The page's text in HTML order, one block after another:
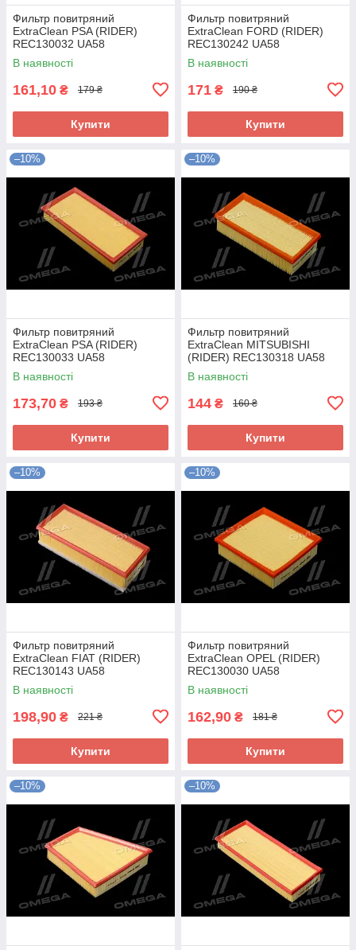
Фильтр повитряний
ExtraClean PSA (RIDER)
REC130032 UA58
В наявності
161,10 ₴ 179 ₴
Купити
Фильтр повитряний
ExtraClean FORD (RIDER)
REC130242 UA58
В наявності
171 ₴ 190 ₴
Купити
–10%
Фильтр повитряний
ExtraClean PSA (RIDER)
REC130033 UA58
В наявності
173,70 ₴ 193 ₴
Купити
–10%
Фильтр повитряний
ExtraClean MITSUBISHI
(RIDER) REC130318 UA58
В наявності
144 ₴ 160 ₴
Купити
–10%
Фильтр повитряний
ExtraClean FIAT (RIDER)
REC130143 UA58
В наявності
198,90 ₴ 221 ₴
Купити
–10%
Фильтр повитряний
ExtraClean OPEL (RIDER)
REC130030 UA58
В наявності
162,90 ₴ 181 ₴
Купити
–10% –10%